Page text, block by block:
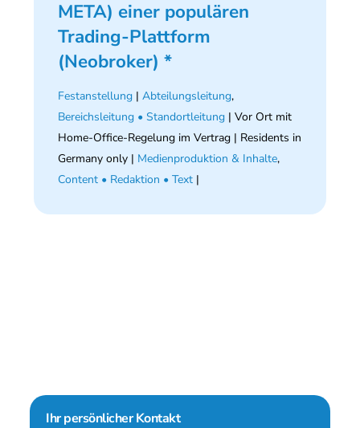
META) einer populären
Trading-Plattform
(Neobroker) *
Festanstellung |Abteilungsleitung,
Bereichsleitung • Standortleitung | Vor Ort mit
Home-Office-Regelung im Vertrag | Residents in
Germany only | Medienproduktion & Inhalte,
Content • Redaktion • Text |
Seitenspalte
Ihr persönlicher Kontakt